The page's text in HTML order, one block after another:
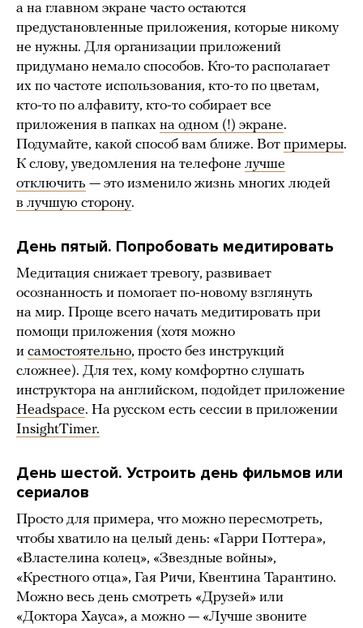
а на главном экране часто остаются
предустановленные приложения, которые никому
не нужны. Для организации приложений
придумано немало способов. Кто-то располагает
их по частоте использования, кто-то по цветам,
кто-то по алфавиту, кто-то собирает все
приложения в папках на одном (!) экране.
Подумайте, какой способ вам ближе. Вот примеры.
К слову, уведомления на телефоне лучше
отключить — это изменило жизнь многих людей
в лучшую сторону.
День пятый. Попробовать медитировать
Медитация снижает тревогу, развивает
осознанность и помогает по-новому взглянуть
на мир. Проще всего начать медитировать при
помощи приложения (хотя можно
и самостоятельно, просто без инструкций
сложнее). Для тех, кому комфортно слушать
инструктора на английском, подойдет приложение
Headspace. На русском есть сессии в приложении
InsightTimer.
День шестой. Устроить день фильмов или
сериалов
Просто для примера, что можно пересмотреть,
чтобы хватило на целый день: «Гарри Поттера»,
«Властелина колец», «Звездные войны»,
«Крестного отца», Гая Ричи, Квентина Тарантино.
Можно весь день смотреть «Друзей» или
«Доктора Хауса», а можно — «Лучше звоните